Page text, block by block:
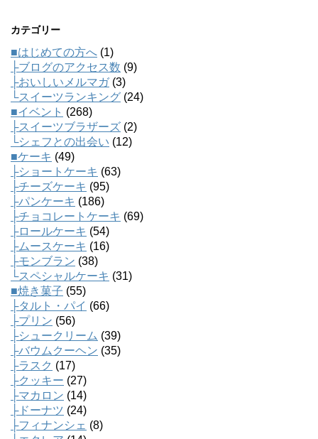
カテゴリー
■はじめての方へ (1)
├ブログのアクセス数 (9)
├おいしいメルマガ(3)
└スイーツランキング (24)
■イベント (268)
├スイーツブラザーズ (2)
└シェフとの出会い (12)
■ケーキ (49)
├ショートケーキ (63)
├チーズケーキ (95)
├パンケーキ (186)
├チョコレートケーキ (69)
├ロールケーキ (54)
├ムースケーキ (16)
├モンブラン (38)
└スペシャルケーキ (31)
■焼き菓子 (55)
├タルト・パイ (66)
├プリン (56)
├シュークリーム (39)
├バウムクーヘン (35)
├ラスク (17)
├クッキー (27)
├マカロン (14)
├ドーナツ (24)
├フィナンシェ (8)